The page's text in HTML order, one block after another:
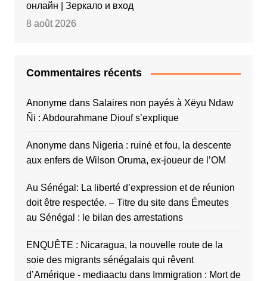
онлайн | Зеркало и вход
8 août 2026
Commentaires récents
Anonymedans Salaires non payés à Xëyu Ndaw
Ñi : Abdourahmane Diouf s’explique
Anonymedans Nigeria : ruiné et fou, la descente
aux enfers de Wilson Oruma, ex-joueur de l’OM
Au Sénégal: La liberté d’expression et de réunion
doit être respectée. – Titre du sitedans Émeutes
au Sénégal : le bilan des arrestations
ENQUÊTE : Nicaragua, la nouvelle route de la
soie des migrants sénégalais qui rêvent
d’Amérique - mediaactu dans Immigration : Mort de